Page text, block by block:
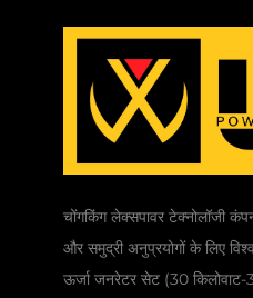
चोंगकिंग लेक्सपावर टेक्नोलॉजी
और समुद्री अनुप्रयोगों के लिए
ऊर्जा जनरेटर सेट (30 किलोवाट-